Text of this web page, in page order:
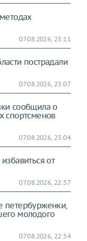
07.08.2026, 23:11
пострадали
07.08.2026, 23:07
сообщила о
спортсменов
07.08.2026, 23:04
от
07.08.2026, 22:57
петербурженки,
молодого
07.08.2026, 22:54